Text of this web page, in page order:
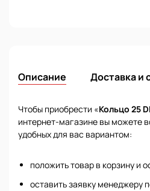
Описание Доставка и
Чтобы приобрести «Кольцо 25
интернет-магазине вы можете
удобных для вас вариантом:
положить товар в корзину и
оставить заявку менеджеру